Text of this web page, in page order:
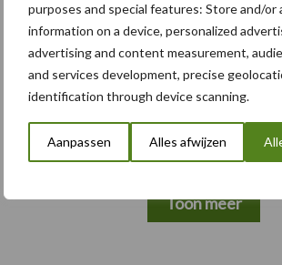
purposes and special features: Store and/or
information on a device, personalized
advertising and content measurement,
and services development, precise
identification through device scanning.
Aanpassen Alles afwijzen
Compost
Toon meer